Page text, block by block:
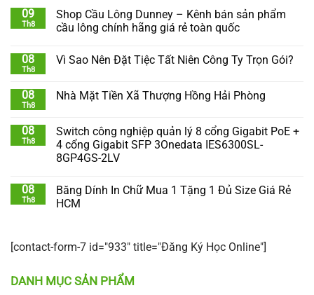
09
Th8
Shop Cầu Lông Dunney – Kênh bán sản phẩm
cầu lông chính hãng giá rẻ toàn quốc
08
Th8
Vì Sao Nên Đặt Tiệc Tất Niên Công Ty Trọn Gói?
08
Th8
Nhà Mặt Tiền Xã Thượng Hồng Hải Phòng
08
Th8
Switch công nghiệp quản lý 8 cổng Gigabit PoE +
4 cổng Gigabit SFP 3Onedata IES6300SL-
8GP4GS-2LV
08
Th8
Băng Dính In Chữ Mua 1 Tặng 1 Đủ Size Giá Rẻ
HCM
[contact-form-7 id="933" title="Đăng Ký Học Online"]
DANH MỤC SẢN PHẨM